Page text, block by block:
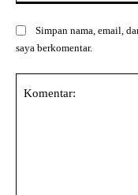
Simpan nama, email,
saya berkomentar.